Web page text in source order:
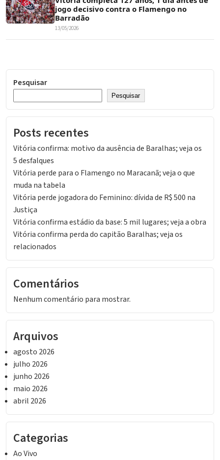
jogo decisivo contra o Flamengo no
Barradão
13/05/2026
Pesquisar
Pesquisar
Posts recentes
Vitória confirma: motivo da ausência de Baralhas; veja os
5 desfalques
Vitória perde para o Flamengo no Maracanã; veja o que
muda na tabela
Vitória perde jogadora do Feminino: dívida de R$ 500 na
Justiça
Vitória confirma estádio da base: 5 mil lugares; veja a obra
Vitória confirma perda do capitão Baralhas; veja os
relacionados
Comentários
Nenhum comentário para mostrar.
Arquivos
agosto 2026
julho 2026
junho 2026
maio 2026
abril 2026
Categorias
Ao Vivo